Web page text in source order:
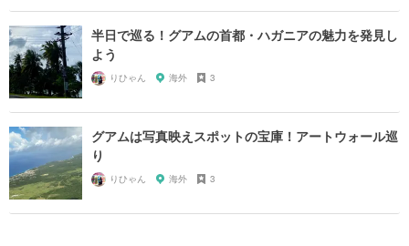
半日で巡る！グアムの首都・ハガニアの魅力を発見し
よう
りひゃん 海外 3
グアムは写真映えスポットの宝庫！アートウォール巡
り
りひゃん 海外 3